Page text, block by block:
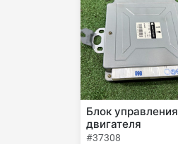
Блок управления
двигателя
#37308